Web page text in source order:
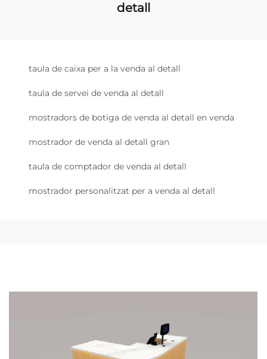
detall
taula de caixa per a la venda al detall
taula de servei de venda al detall
mostradors de botiga de venda al detall en venda
mostrador de venda al detall gran
taula de comptador de venda al detall
mostrador personalitzat per a venda al detall